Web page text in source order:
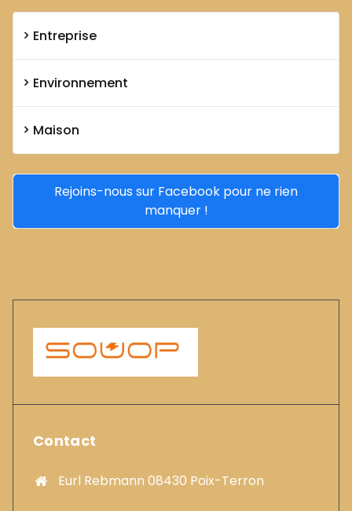
Entreprise
Environnement
Maison
Rejoins-nous sur Facebook pour ne rien
manquer !
Contact
Eurl Rebmann 08430 Poix-Terron